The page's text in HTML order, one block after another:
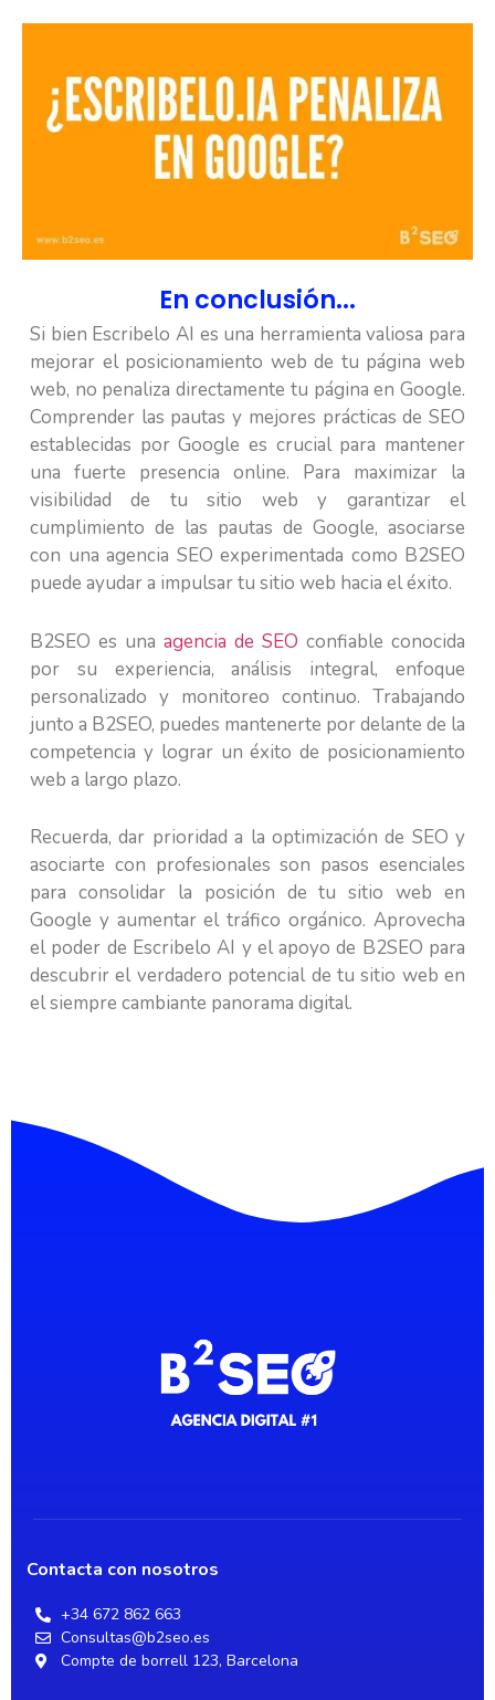
En conclusión...
Si bien Escribelo AI es una herramienta valiosa para
mejorar el posicionamiento web de tu página web
web, no penaliza directamente tu página en Google.
Comprender las pautas y mejores prácticas de SEO
establecidas por Google es crucial para mantener
una fuerte presencia online. Para maximizar la
visibilidad de tu sitio web y garantizar el
cumplimiento de las pautas de Google, asociarse
con una agencia SEO experimentada como B2SEO
puede ayudar a impulsar tu sitio web hacia el éxito.
B2SEO es una agencia de SEO confiable conocida
por su experiencia, análisis integral, enfoque
personalizado y monitoreo continuo. Trabajando
junto a B2SEO, puedes mantenerte por delante de la
competencia y lograr un éxito de posicionamiento
web a largo plazo.
Recuerda, dar prioridad a la optimización de SEO y
asociarte con profesionales son pasos esenciales
para consolidar la posición de tu sitio web en
Google y aumentar el tráfico orgánico. Aprovecha
el poder de Escribelo AI y el apoyo de B2SEO para
descubrir el verdadero potencial de tu sitio web en
el siempre cambiante panorama digital.
Contacta con nosotros
+34 672 862 663
Consultas@b2seo.es
Compte de borrell 123, Barcelona